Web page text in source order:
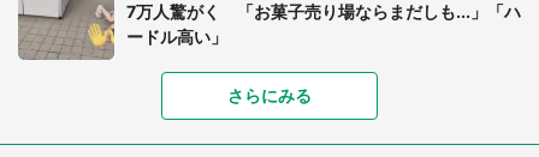
7万人驚がく 「お菓子売り場ならまだしも...」「ハ
ードル高い」
あまりにも四角すぎる猫、激写される 「これもう
さらにみる